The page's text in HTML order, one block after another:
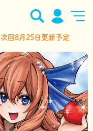
次回8月25日更新予定